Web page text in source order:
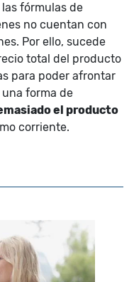
fórmulas de
no cuentan con
Por ello, sucede
total del producto
para poder afrontar
forma de
el producto
corriente.